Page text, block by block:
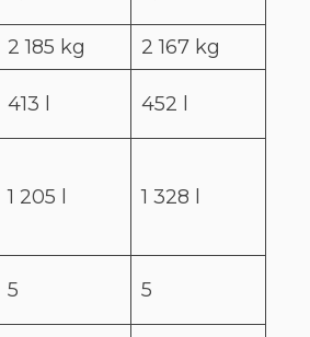
2 185 kg
2 167 kg
413 l 452 l
1 205 l 1 328 l
5 5